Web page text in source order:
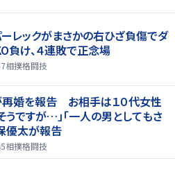
ーレックがまさかの右ひざ負傷でダ
負け、４連敗で正念場
相撲格闘技
再婚を報告 お相手は１０代女性
うですが…」「一人の男としてもさ
優太が報告
相撲格闘技